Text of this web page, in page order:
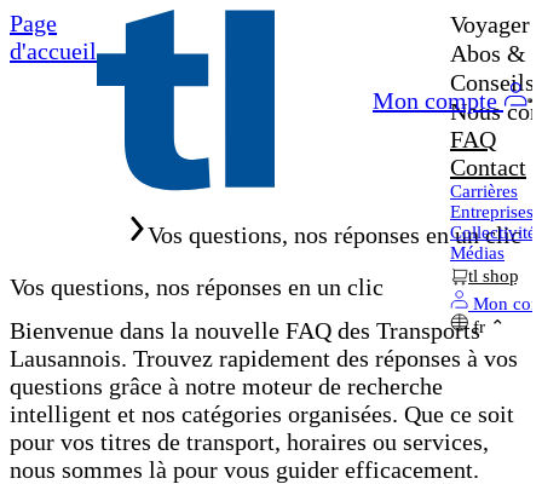
Page
d'accueil
Mon compte
Voyager
Abos &
Conseils
Nous
FAQ
Contact
Carrières
Entreprises
Collectivités
Médias
tl shop
Mon
fr
Vos questions, nos réponses en un clic
Vos questions, nos réponses en un clic
Bienvenue dans la nouvelle FAQ des Transports
Lausannois. Trouvez rapidement des réponses à vos
questions grâce à notre moteur de recherche
intelligent et nos catégories organisées. Que ce soit
pour vos titres de transport, horaires ou services,
nous sommes là pour vous guider efficacement.